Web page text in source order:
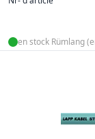
en stock Rümlang